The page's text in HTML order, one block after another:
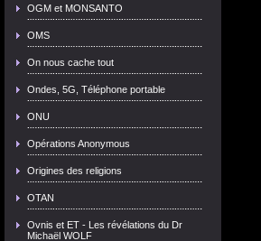
OGM et MONSANTO
OMS
On nous cache tout
Ondes, 5G, Téléphone portable
ONU
Opérations Anonymous
Origines des religions
OTAN
Ovnis et ET - Les révélations du Dr
Michaël WOLF